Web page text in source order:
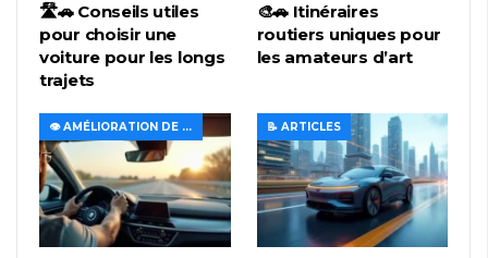
🛣️🚗 Conseils utiles
pour choisir une
voiture pour les longs
trajets
🎨🚗 Itinéraires
routiers uniques pour
les amateurs d’art
👁️ AMÉLIORATION DE LA VISIBILITÉ ET DE L'ÉCLAIRAGE 📝 ARTICLES